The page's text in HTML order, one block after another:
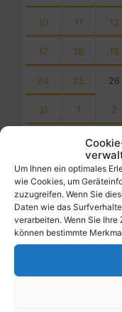
Um Ihnen ein optimales
wie Cookies, um
zuzugreifen. Wenn Sie
Daten wie das
verarbeiten. Wenn Sie
können bestimmte
10 11 12
17 18 19
24 25 26
31 1 2
days
Filter